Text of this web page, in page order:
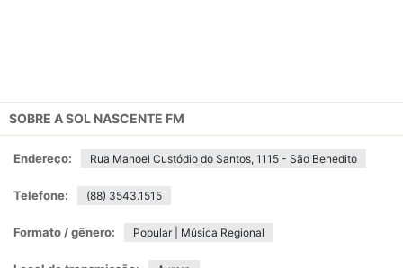
SOBRE ASOL NASCENTE FM
Endereço: Rua Manoel Custódio do Santos, 1115 - São Benedito
Telefone: (88) 3543.1515
Formato / gênero: Popular | Música Regional